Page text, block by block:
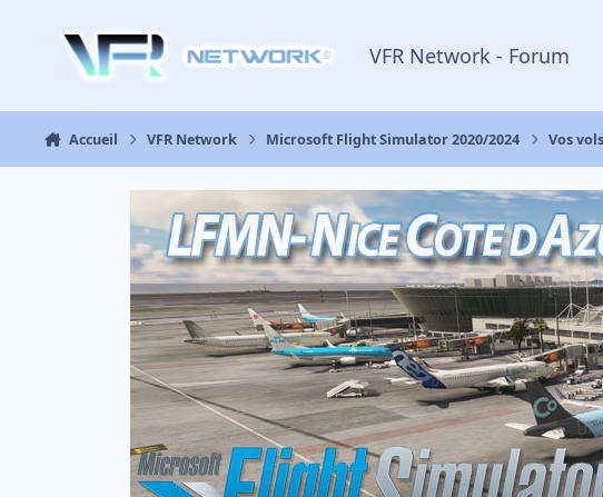
VFR Network - Forum
Accueil VFR Network Microsoft Flight Simulator 2020/2024 Vos